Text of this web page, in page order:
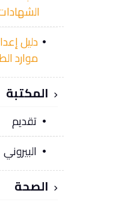
الشهادات
دليل
موارد
المكتبة
تقديم
البيروني
الصحة